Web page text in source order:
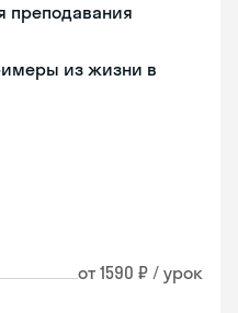
преподавания
из жизни в
от 1590 ₽ / урок